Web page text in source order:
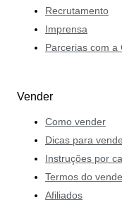
Recrutamento
Imprensa
Parcerias com a
Vender
Como vender
Dicas para
Instruções por
Termos do
Afiliados